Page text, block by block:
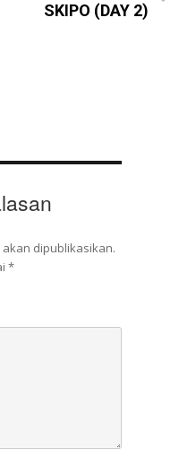
SKIPO (DAY 2)
dipublikasikan.
*